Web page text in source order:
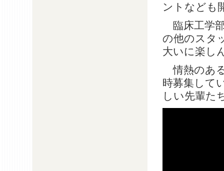
ントなども
臨床工学
の他のスタ
大いに楽し
情熱のあ
時募集して
しい先輩た